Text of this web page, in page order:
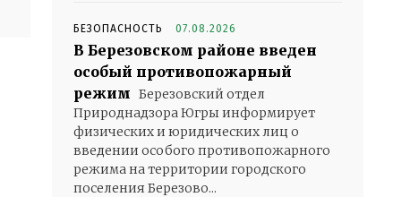
БЕЗОПАСНОСТЬ 07.08.2026
В Березовском районе введен
особый противопожарный
режим Березовский отдел
Природнадзора Югры информирует
физических и юридических лиц о
введении особого противопожарного
режима на территории городского
поселения Березово...